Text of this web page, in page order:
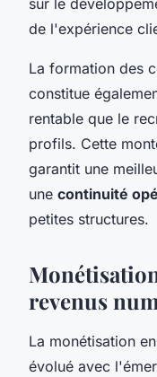
sur le
de l'expérience
La formation des
constitue
rentable que le
profils. Cette
garantit une
une continuité
petites structures.
revenus
La monétisation
évolué avec